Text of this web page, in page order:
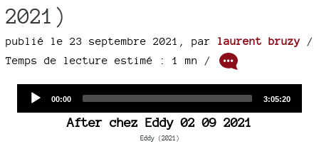
2021)
publié le 23 septembre 2021 par laurent bruzy /
Temps de lecture estimé : 1 mn /
Current
00:00
Total
3:05:20
After chez Eddy 02 09 2021
Eddy (2021)